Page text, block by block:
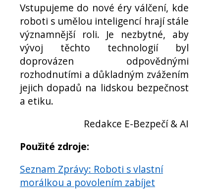
Vstupujeme do nové éry válčení, kde
roboti s umělou inteligencí hrají stále
významnější roli. Je nezbytné, aby
vývoj těchto technologií byl
doprovázen odpovědnými
rozhodnutími a důkladným zvážením
jejich dopadů na lidskou bezpečnost
a etiku.
Redakce E-Bezpečí & AI
Použité zdroje:
Seznam Zprávy: Roboti s vlastní
morálkou a povolením zabíjet